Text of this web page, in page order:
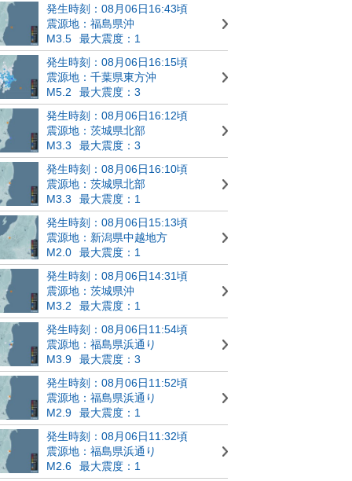
発生時刻：08月06日16:43頃
震源地：福島県沖
M3.5
最大震度：1
発生時刻：08月06日16:15頃
震源地：千葉県東方沖
M5.2
最大震度：3
発生時刻：08月06日16:12頃
震源地：茨城県北部
M3.3
最大震度：3
発生時刻：08月06日16:10頃
震源地：茨城県北部
M3.3
最大震度：1
発生時刻：08月06日15:13頃
震源地：新潟県中越地方
M2.0
最大震度：1
発生時刻：08月06日14:31頃
震源地：茨城県沖
M3.2
最大震度：1
発生時刻：08月06日11:54頃
震源地：福島県浜通り
M3.9
最大震度：3
発生時刻：08月06日11:52頃
震源地：福島県浜通り
M2.9
最大震度：1
発生時刻：08月06日11:32頃
震源地：福島県浜通り
M2.6
最大震度：1